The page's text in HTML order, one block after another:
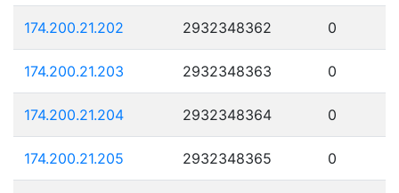
174.200.21.202 2932348362 0
174.200.21.203 2932348363 0
174.200.21.204 2932348364 0
174.200.21.205 2932348365 0